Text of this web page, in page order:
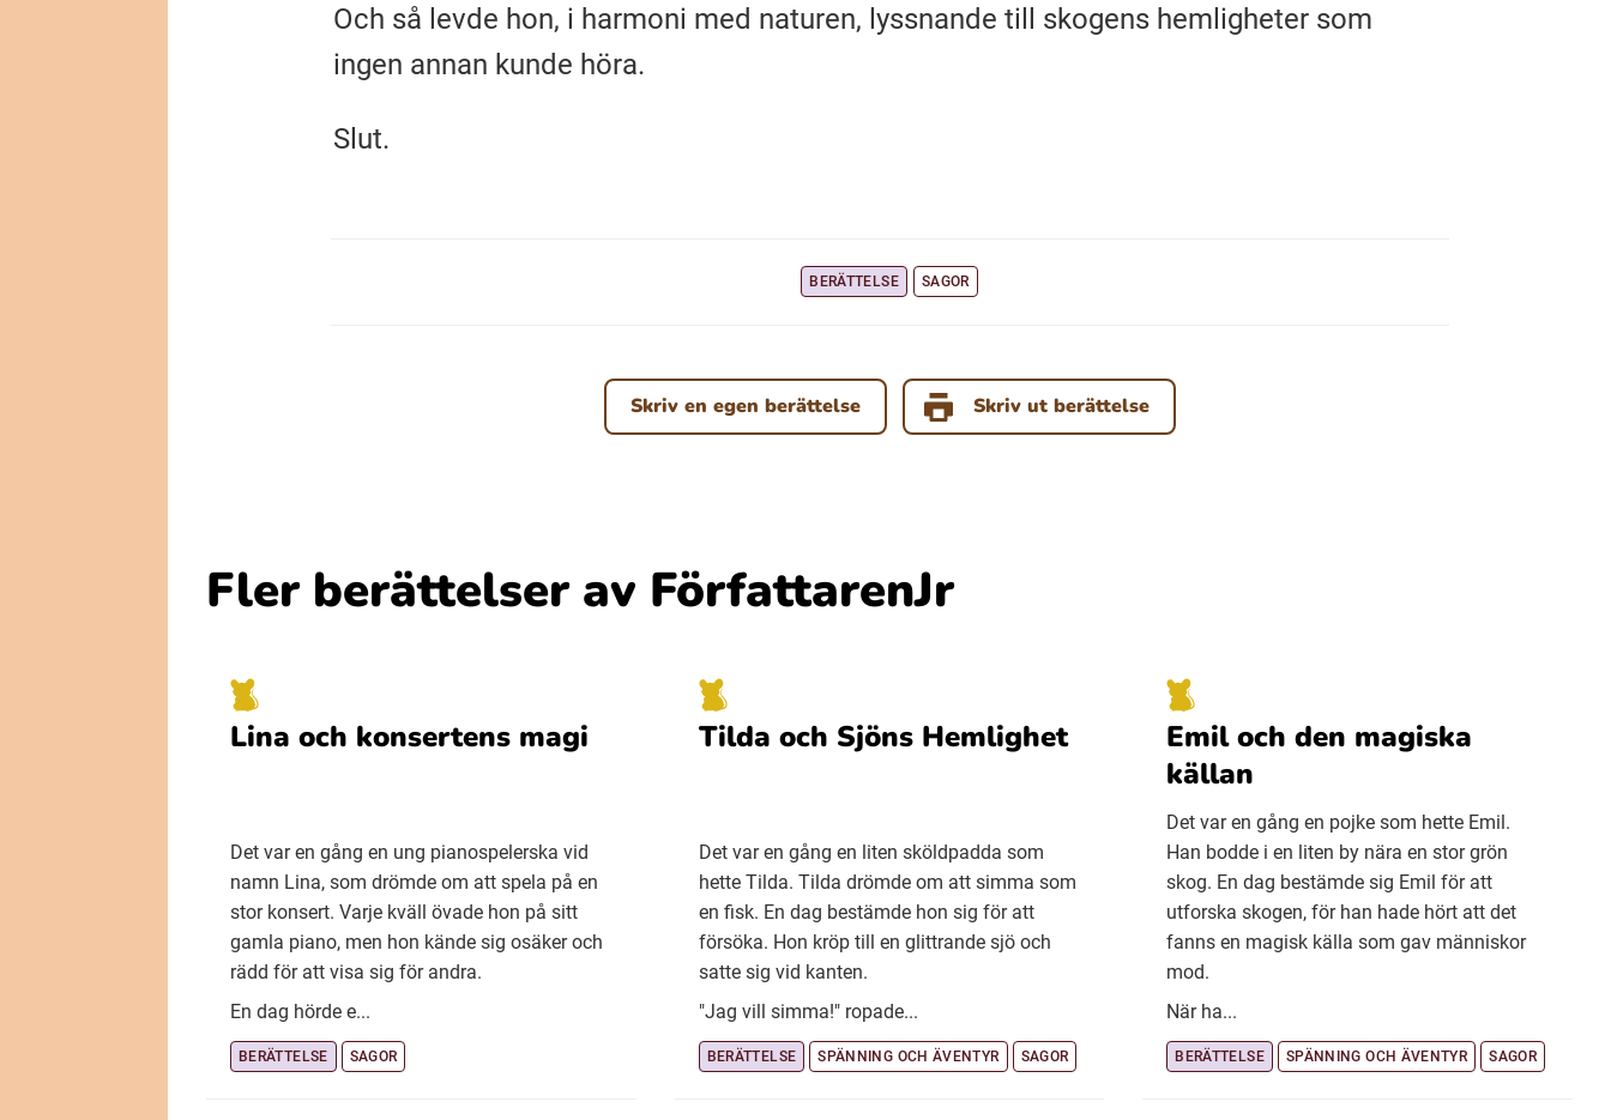
Och så levde hon, i harmoni med naturen, lyssnande till skogens hemligheter som
ingen annan kunde höra.
Slut.
BERÄTTELSE SAGOR
Skriv en egen berättelse Skriv ut berättelse
Fler berättelser av FörfattarenJr
Lina och konsertens magi
Det var en gång en ung pianospelerska vid
namn Lina, som drömde om att spela på en
stor konsert. Varje kväll övade hon på sitt
gamla piano, men hon kände sig osäker och
rädd för att visa sig för andra.
En dag hörde e...
BERÄTTELSE SAGOR
Tilda och Sjöns Hemlighet
Det var en gång en liten sköldpadda som
hette Tilda. Tilda drömde om att simma som
en fisk. En dag bestämde hon sig för att
försöka. Hon kröp till en glittrande sjö och
satte sig vid kanten.
"Jag vill simma!" ropade...
BERÄTTELSE SPÄNNING OCH ÄVENTYR SAGOR
Emil och den magiska
källan
Det var en gång en pojke som hette Emil.
Han bodde i en liten by nära en stor grön
skog. En dag bestämde sig Emil för att
utforska skogen, för han hade hört att det
fanns en magisk källa som gav människor
mod.
När ha...
BERÄTTELSE SPÄNNING OCH ÄVENTYR SAGOR